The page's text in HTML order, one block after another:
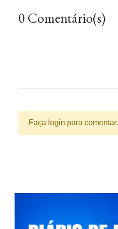
0 Comentário(s)
Faça login para comentar.